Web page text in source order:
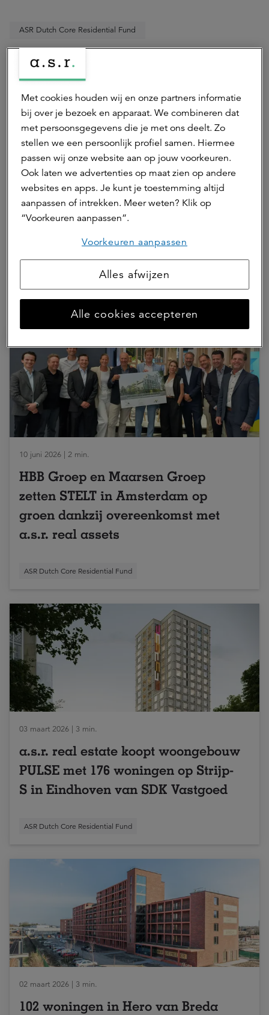
ASR Dutch Core Residential Fund
Deel dit artikel
Auteur(s)
Rianne Heuker
marketing & communicatie adviseur
Rianne is marketing & communicatie adviseur bij a.s.r.
Hierna lezen
10 juni 2026 | 2 min.
HBB Groep en Maarsen Groep
zetten STELT in Amsterdam op
groen dankzij overeenkomst met
a.s.r. real assets
ASR Dutch Core Residential Fund
03 maart 2026 | 3 min.
a.s.r. real estate koopt woongebouw
PULSE met 176 woningen op Strijp-
S in Eindhoven van SDK Vastgoed
ASR Dutch Core Residential Fund
02 maart 2026 | 3 min.
102 woningen in Hero van Breda
Met cookies houden wij en onze partners informatie
bij over je bezoek en apparaat. We combineren dat
met persoonsgegevens die je met ons deelt. Zo
stellen we een persoonlijk profiel samen. Hiermee
passen wij onze website aan op jouw voorkeuren.
Ook laten we advertenties op maat zien op andere
websites en apps. Je kunt je toestemming altijd
aanpassen of intrekken. Meer weten? Klik op
“Voorkeuren aanpassen”.
Voorkeuren aanpassen
Alles afwijzen
Alle cookies accepteren